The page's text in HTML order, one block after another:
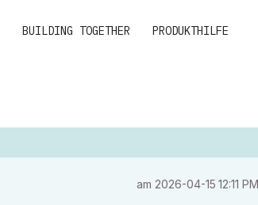
BUILDING TOGETHER PRODUKTHILFE
am ‎2026-04-15 12:11 PM